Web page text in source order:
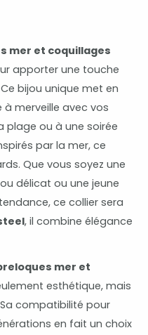
mer et coquillages
apporter une touche
bijou unique met en
à merveille avec vos
plage ou à une soirée
par la mer, ce
Que vous soyez une
délicat ou une jeune
ce collier sera
, il combine élégance
mer et
esthétique, mais
compatibilité pour
en fait un choix